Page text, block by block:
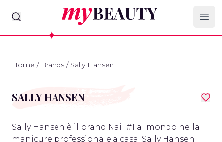
myBeauty
Home / Brands / Sally Hansen
SALLY HANSEN
Sally Hansen è il brand Nail #1 al mondo nella
manicure professionale a casa. Sally Hansen